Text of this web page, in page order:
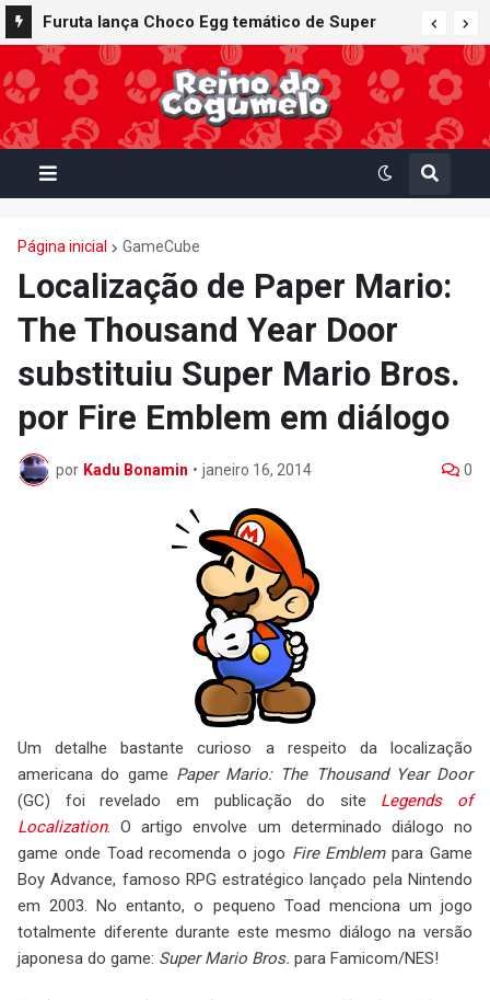
Furuta lança Choco Egg temático de Super
Mario Party Jamboree — Nintendo Switch 2
Edition + Jamboree TV com 15 miniaturas
colecionáveis
Página inicial GameCube
Localização de Paper Mario:
The Thousand Year Door
substituiu Super Mario Bros.
por Fire Emblem em diálogo
por Kadu Bonamin • janeiro 16, 2014 0
Um detalhe bastante curioso a respeito da localização
americana do game Paper Mario: The Thousand Year Door
(GC) foi revelado em publicação do site Legends of
Localization. O artigo envolve um determinado diálogo no
game onde Toad recomenda o jogo Fire Emblempara Game
Boy Advance, famoso RPG estratégico lançado pela Nintendo
em 2003. No entanto, o pequeno Toad menciona um jogo
totalmente diferente durante este mesmo diálogo na versão
japonesa do game: Super Mario Bros. para Famicom/NES!